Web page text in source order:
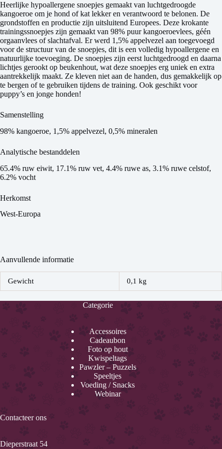
Heerlijke hypoallergene snoepjes gemaakt van luchtgedroogde
kangoeroe om je hond of kat lekker en verantwoord te belonen. De
grondstoffen en productie zijn uitsluitend Europees. Deze krokante
trainingssnoepjes zijn gemaakt van 98% puur kangoeroevlees, géén
orgaanvlees of slachtafval. Er werd 1,5% appelvezel aan toegevoegd
voor de structuur van de snoepjes, dit is een volledig hypoallergene en
natuurlijke toevoeging. De snoepjes zijn eerst luchtgedroogd en daarna
lichtjes gerookt op beukenhout, wat deze snoepjes erg uniek en extra
aantrekkelijk maakt. Ze kleven niet aan de handen, dus gemakkelijk op
te bergen of te gebruiken tijdens de training. Ook geschikt voor
puppy’s en jonge honden!
Samenstelling
98% kangoeroe, 1,5% appelvezel, 0,5% mineralen
Analytische bestanddelen
65.4% ruw eiwit, 17.1% ruw vet, 4.4% ruwe as, 3.1% ruwe celstof,
6.2% vocht
Herkomst
West-Europa
Aanvullende informatie
Gewicht 0,1 kg
Categorie
Accessoires
Cadeaubon
Foto op hout
Kwispeltags
Pawzler – Puzzels
Speeltjes
Voeding / Snacks
Webinar
Contacteer ons
Dieperstraat 54